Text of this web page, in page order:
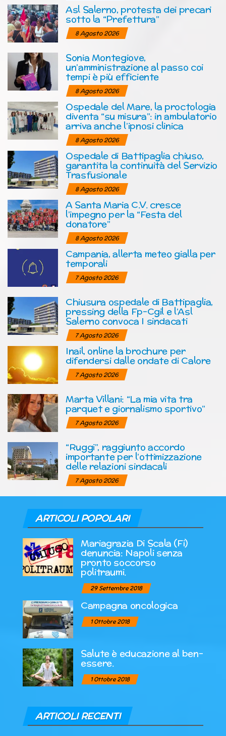
Asl Salerno, protesta dei precari
sotto la “Prefettura”
8 Agosto 2026
Sonia Montegiove,
un’amministrazione al passo coi
tempi è più efficiente
8 Agosto 2026
Ospedale del Mare, la proctologia
diventa “su misura”: in ambulatorio
arriva anche l’ipnosi clinica
8 Agosto 2026
Ospedale di Battipaglia chiuso,
garantita la continuità del Servizio
Trasfusionale
8 Agosto 2026
A Santa Maria C.V. cresce
l’impegno per la “Festa del
donatore”
8 Agosto 2026
Campania, allerta meteo gialla per
temporali
7 Agosto 2026
Chiusura ospedale di Battipaglia,
pressing della Fp-Cgil e l’Asl
Salerno convoca I sindacati
7 Agosto 2026
Inail, online la brochure per
difendersi dalle ondate di Calore
7 Agosto 2026
Marta Villani: “La mia vita tra
parquet e giornalismo sportivo”
7 Agosto 2026
“Ruggi”, raggiunto accordo
importante per l’ottimizzazione
delle relazioni sindacali
7 Agosto 2026
ARTICOLI POPOLARI
Mariagrazia Di Scala (Fi)
denuncia: Napoli senza
pronto soccorso
politraumi.
29 Settembre 2018
Campagna oncologica
1 Ottobre 2018
Salute è educazione al ben-
essere.
1 Ottobre 2018
ARTICOLI RECENTI